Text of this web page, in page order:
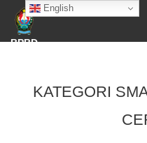
English
BPBD
KATEGORI